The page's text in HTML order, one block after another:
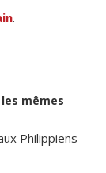
.
mêmes
Philippiens